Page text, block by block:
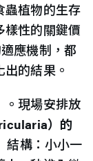
蟲植物的生存
樣性的關鍵價
應機制，都
的結果。
。現場安排放
）的
結構：小小一